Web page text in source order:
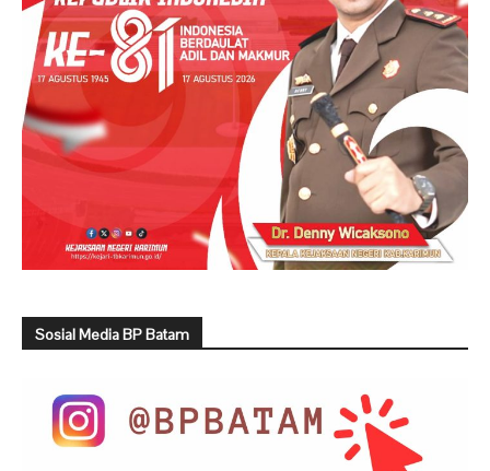
Sosial Media BP Batam